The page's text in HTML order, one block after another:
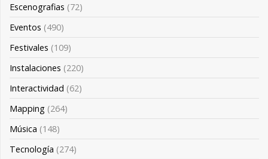
Escenografias (72)
Eventos (490)
Festivales (109)
Instalaciones (220)
Interactividad (62)
Mapping (264)
Música (148)
Tecnología (274)